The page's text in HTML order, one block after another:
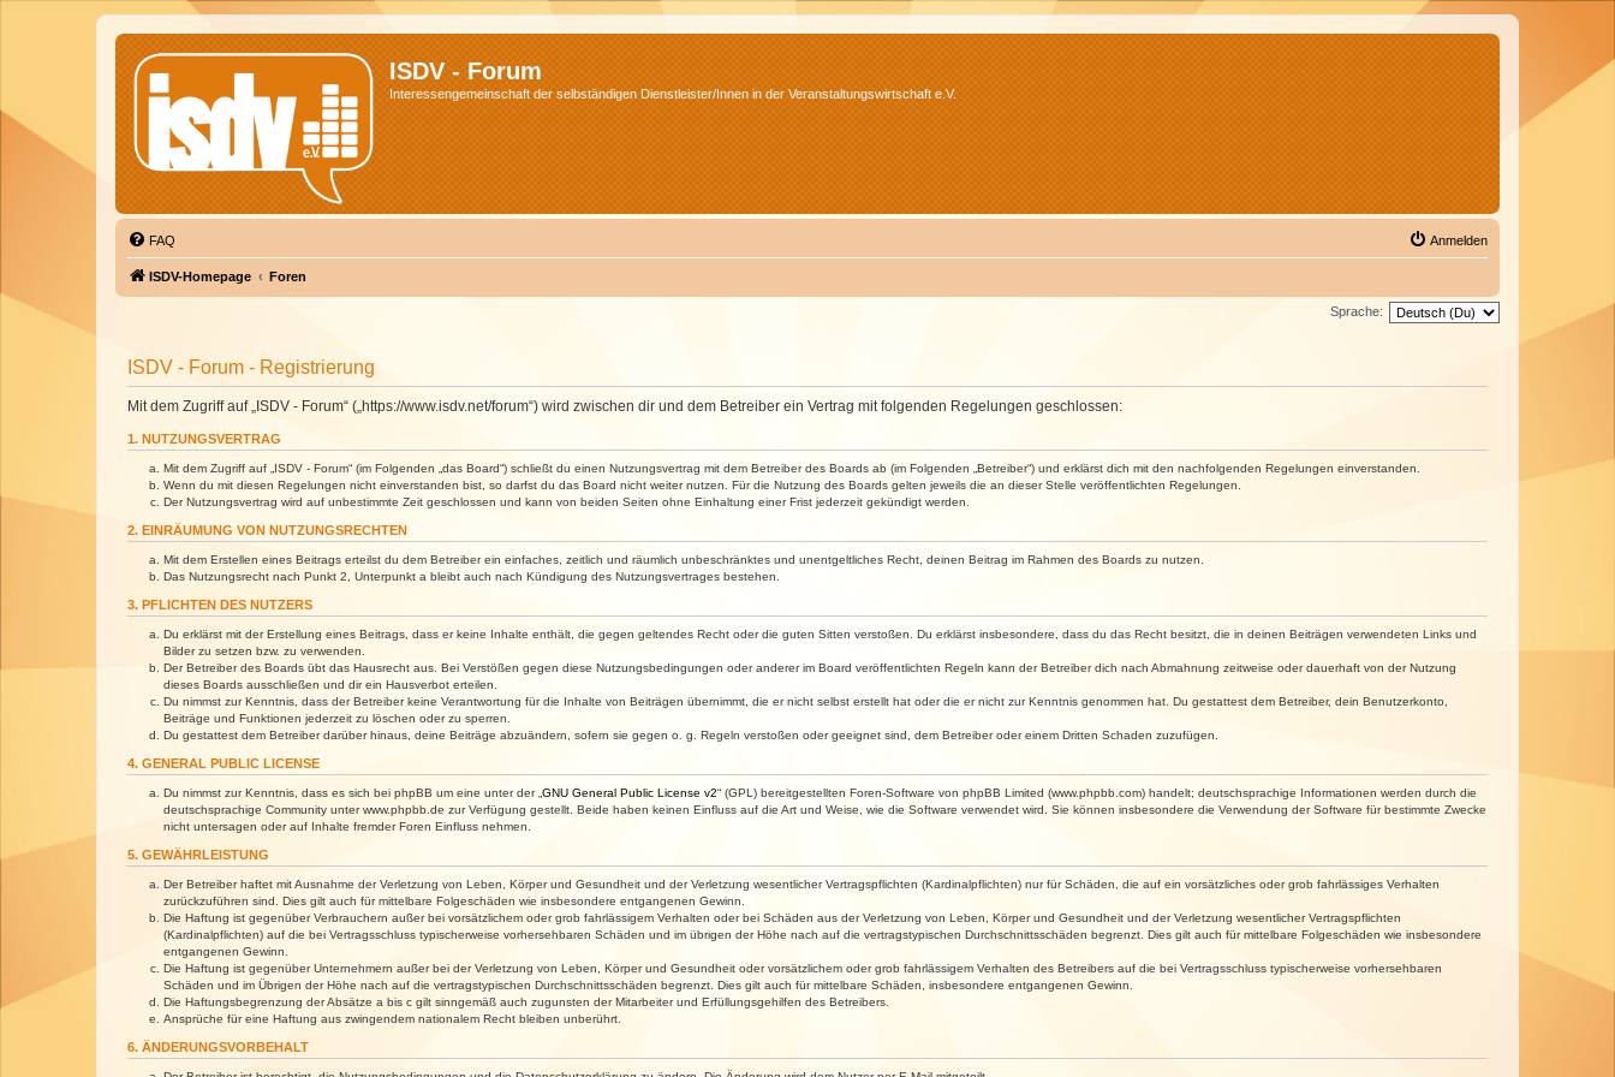
ISDV - Forum
Interessengemeinschaft der selbständigen Dienstleister/Innen in der Veranstaltungswirtschaft e.V.
FAQ Anmelden
ISDV-Homepage Foren
Sprache:
ISDV - Forum - Registrierung
Mit dem Zugriff auf „ISDV - Forum“ („https://www.isdv.net/forum“) wird zwischen dir und dem Betreiber ein Vertrag mit folgenden Regelungen geschlossen:
1. NUTZUNGSVERTRAG
Mit dem Zugriff auf „ISDV - Forum“ (im Folgenden „das Board“) schließt du einen Nutzungsvertrag mit dem Betreiber des Boards ab (im Folgenden „Betreiber“) und erklärst dich mit den nachfolgenden Regelungen einverstanden.
Wenn du mit diesen Regelungen nicht einverstanden bist, so darfst du das Board nicht weiter nutzen. Für die Nutzung des Boards gelten jeweils die an dieser Stelle veröffentlichten Regelungen.
Der Nutzungsvertrag wird auf unbestimmte Zeit geschlossen und kann von beiden Seiten ohne Einhaltung einer Frist jederzeit gekündigt werden.
2. EINRÄUMUNG VON NUTZUNGSRECHTEN
Mit dem Erstellen eines Beitrags erteilst du dem Betreiber ein einfaches, zeitlich und räumlich unbeschränktes und unentgeltliches Recht, deinen Beitrag im Rahmen des Boards zu nutzen.
Das Nutzungsrecht nach Punkt 2, Unterpunkt a bleibt auch nach Kündigung des Nutzungsvertrages bestehen.
3. PFLICHTEN DES NUTZERS
Du erklärst mit der Erstellung eines Beitrags, dass er keine Inhalte enthält, die gegen geltendes Recht oder die guten Sitten verstoßen. Du erklärst insbesondere, dass du das Recht besitzt, die in deinen Beiträgen verwendeten Links und
Bilder zu setzen bzw. zu verwenden.
Der Betreiber des Boards übt das Hausrecht aus. Bei Verstößen gegen diese Nutzungsbedingungen oder anderer im Board veröffentlichten Regeln kann der Betreiber dich nach Abmahnung zeitweise oder dauerhaft von der Nutzung
dieses Boards ausschließen und dir ein Hausverbot erteilen.
Du nimmst zur Kenntnis, dass der Betreiber keine Verantwortung für die Inhalte von Beiträgen übernimmt, die er nicht selbst erstellt hat oder die er nicht zur Kenntnis genommen hat. Du gestattest dem Betreiber, dein Benutzerkonto,
Beiträge und Funktionen jederzeit zu löschen oder zu sperren.
Du gestattest dem Betreiber darüber hinaus, deine Beiträge abzuändern, sofern sie gegen o. g. Regeln verstoßen oder geeignet sind, dem Betreiber oder einem Dritten Schaden zuzufügen.
4. GENERAL PUBLIC LICENSE
Du nimmst zur Kenntnis, dass es sich bei phpBB um eine unter der „ GNU General Public License v2“ (GPL) bereitgestellten Foren-Software von phpBB Limited (www.phpbb.com) handelt; deutschsprachige Informationen werden durch die
deutschsprachige Community unter www.phpbb.de zur Verfügung gestellt. Beide haben keinen Einfluss auf die Art und Weise, wie die Software verwendet wird. Sie können insbesondere die Verwendung der Software für bestimmte Zwecke
nicht untersagen oder auf Inhalte fremder Foren Einfluss nehmen.
5. GEWÄHRLEISTUNG
Der Betreiber haftet mit Ausnahme der Verletzung von Leben, Körper und Gesundheit und der Verletzung wesentlicher Vertragspflichten (Kardinalpflichten) nur für Schäden, die auf ein vorsätzliches oder grob fahrlässiges Verhalten
zurückzuführen sind. Dies gilt auch für mittelbare Folgeschäden wie insbesondere entgangenen Gewinn.
Die Haftung ist gegenüber Verbrauchern außer bei vorsätzlichem oder grob fahrlässigem Verhalten oder bei Schäden aus der Verletzung von Leben, Körper und Gesundheit und der Verletzung wesentlicher Vertragspflichten
(Kardinalpflichten) auf die bei Vertragsschluss typischerweise vorhersehbaren Schäden und im übrigen der Höhe nach auf die vertragstypischen Durchschnittsschäden begrenzt. Dies gilt auch für mittelbare Folgeschäden wie insbesondere
entgangenen Gewinn.
Die Haftung ist gegenüber Unternehmern außer bei der Verletzung von Leben, Körper und Gesundheit oder vorsätzlichem oder grob fahrlässigem Verhalten des Betreibers auf die bei Vertragsschluss typischerweise vorhersehbaren
Schäden und im Übrigen der Höhe nach auf die vertragstypischen Durchschnittsschäden begrenzt. Dies gilt auch für mittelbare Schäden, insbesondere entgangenen Gewinn.
Die Haftungsbegrenzung der Absätze a bis c gilt sinngemäß auch zugunsten der Mitarbeiter und Erfüllungsgehilfen des Betreibers.
Ansprüche für eine Haftung aus zwingendem nationalem Recht bleiben unberührt.
6. ÄNDERUNGSVORBEHALT